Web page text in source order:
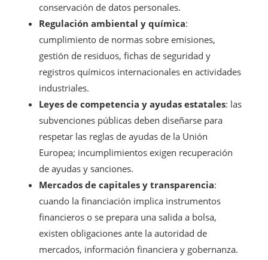
conservación de datos personales.
Regulación ambiental y química:
cumplimiento de normas sobre emisiones,
gestión de residuos, fichas de seguridad y
registros químicos internacionales en actividades
industriales.
Leyes de competencia y ayudas estatales: las
subvenciones públicas deben diseñarse para
respetar las reglas de ayudas de la Unión
Europea; incumplimientos exigen recuperación
de ayudas y sanciones.
Mercados de capitales y transparencia:
cuando la financiación implica instrumentos
financieros o se prepara una salida a bolsa,
existen obligaciones ante la autoridad de
mercados, información financiera y gobernanza.